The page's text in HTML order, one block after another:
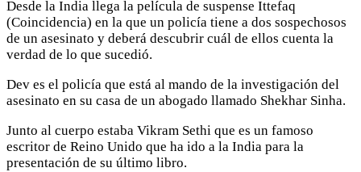
Desde la India llega la película de suspense Ittefaq
(Coincidencia) en la que un policía tiene a dos sospechosos
de un asesinato y deberá descubrir cuál de ellos cuenta la
verdad de lo que sucedió.
Dev es el policía que está al mando de la investigación del
asesinato en su casa de un abogado llamado Shekhar Sinha.
Junto al cuerpo estaba Vikram Sethi que es un famoso
escritor de Reino Unido que ha ido a la India para la
presentación de su último libro.